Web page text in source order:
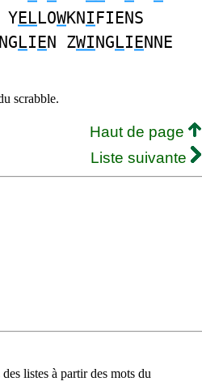
YELLOWKNIFIENS
NGLIEN ZWINGLIENNE
scrabble.
Haut de page
Liste suivante
listes à partir des mots du